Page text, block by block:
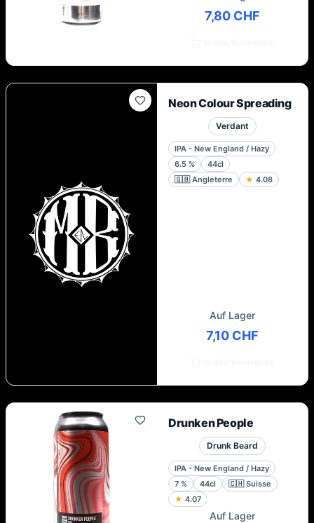
7,80 CHF
Neon Colour Spreading
Verdant
IPA - New England / Hazy
6.5 %
44cl
🇬🇧 Angleterre ★ 4.08
Auf Lager
7,10 CHF
Drunken People
Drunk Beard
IPA - New England / Hazy
7 % 44cl 🇨🇭 Suisse
★ 4.07
Auf Lager